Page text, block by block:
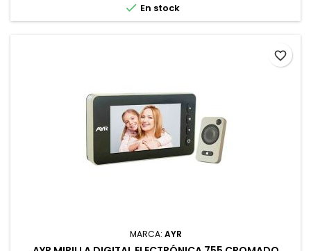
 En stock
MARCA: AYR
favorite_border